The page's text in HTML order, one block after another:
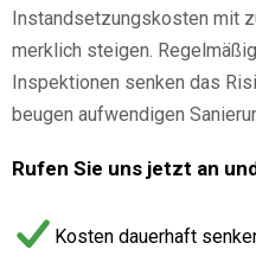
Instandsetzungskosten mit
merklich steigen.
Inspektionen senken das
beugen aufwendigen
Rufen Sie uns jetzt an
Kosten dauerhaft